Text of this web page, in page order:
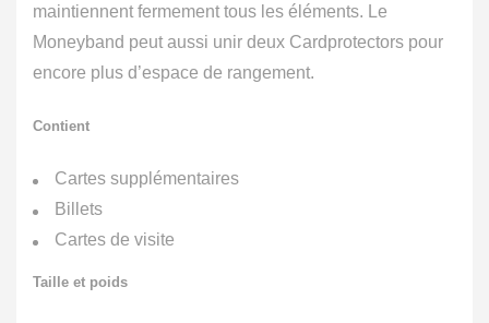
maintiennent fermement tous les éléments. Le
Moneyband peut aussi unir deux Cardprotectors pour
encore plus d’espace de rangement.
Contient
Cartes supplémentaires
Billets
Cartes de visite
Taille et poids